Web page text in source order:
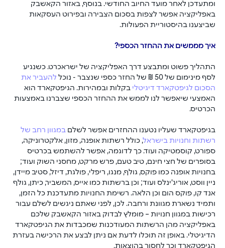
ומתעדכן לאחר מועד החיוב החודשי. בנוסף, באזור הקאשבק
באפליקציה אפשר לצפות בסכום הצבירה ובפירוט העסקאות
שביצענו בהיסטוריית הפעולות.
איך מממשים את ההחזר הכספי?
התהליך פשוט ומתבצע דרך האפליקציה של ישראכרט. כשנגיע
לסף מינימום של 50 ₪ של החזר כספי שנצבר - נוכל
להעביר את
הסכום לגיפטקארד דיגיטלי בקלות ובמהירות. הגיפטקארד הוא
האמצעי שיאפשר לנו לממש את ההחזר הכספי שצברנו באמצעות
הכרטיס.
בגיפטקארד שעליו נטענו ההחזרים אפשר לשלם במגוון רחב של
רשתות וחנויות בישראל, כולל רשתות אופנה, מזון, אלקטרוניקה,
ספורט, קוסמטיקה ועוד. כך לדוגמה, אפשר להשתמש בכרטיס
בסופרים של חצי חינם, טיב טעם, פרש מרקט, מחסני השוק ועוד;
בחנויות אופנה כמו פוקס, גולף, מנגו, ריפלי, פולגת, דיזל, סטיב מיידן,
ניין ווסט, אוריג'ינלס ועוד; וכן ברשתות כמו אייס, המשביר, כיתן, גולף
אנד קו, פוקס הום וכן הלאה. רשימת החנויות מתעדכנת כל הזמן,
ותמיד נשארת מגוונת ורחבה. לכן, לפני שאתם ניגשים לשלם עבור
רכישות במגוון חנויות – מומלץ לבדוק באזור הקאשבק שלכם
באפליקציה מהן הרשתות המעודכנות שמכבדות את הגיפטקארד
הדיגיטלי. באופן זה תוכלו לדעת אם ניתן לבצע את הרכישה בעזרת
הגיפטקארד וכך לחסוך בהוצאות.